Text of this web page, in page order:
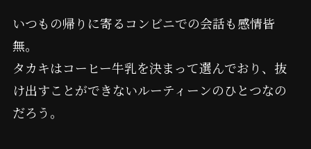
いつもの帰りに寄るコンビニでの会話も感情皆
無。
タカキはコーヒー牛乳を決まって選んでおり、抜
け出すことができないルーティーンのひとつなの
だろう。